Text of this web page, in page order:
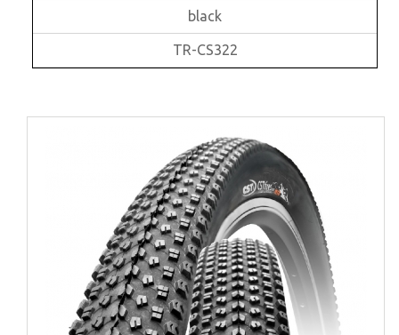
black
TR-CS322